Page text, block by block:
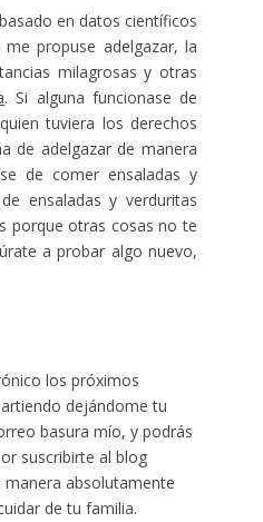
en datos científicos
propuse adelgazar, la
milagrosas y otras
. Si alguna funcionase de
tuviera los derechos
de adelgazar de manera
de comer ensaladas y
ensaladas y verduritas
porque otras cosas no te
a probar algo nuevo,
los próximos
dejándome tu
basura mío, y podrás
suscribirte al blog
manera absolutamente
de tu familia.